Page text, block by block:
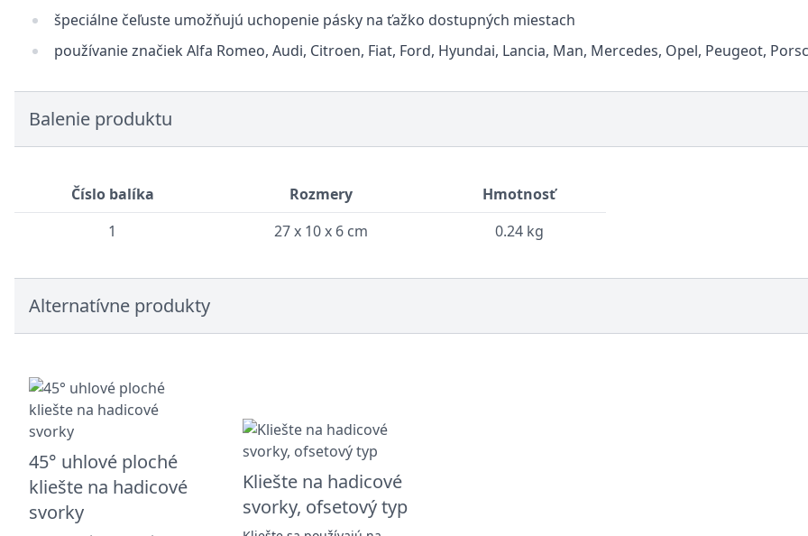
špeciálne čeľuste umožňujú uchopenie pásky na ťažko dostupných miestach
používanie značiek Alfa Romeo, Audi, Citroen, Fiat, Ford, Hyundai, Lancia, Man, Mercedes, Opel, Peugeot,
Balenie produktu
Číslo balíka Rozmery
Hmotnosť
1
27 x 10 x 6 cm 0.24 kg
Alternatívne produkty
45° uhlové ploché
kliešte na hadicové
svorky
Kliešte na hadicové
svorky, ofsetový typ